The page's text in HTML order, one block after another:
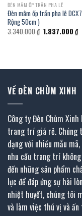
ĐÈN MÂM ỐP TRẦN PHA LÊ
Đèn mâm ốp trần pha lê
Rộng 50cm )
3.340.000₫ Giá
gốc
1.837.000 ₫Giá
VỀ ĐÈN CHÙM XINH
Công ty Đèn Chùm
trang trí giá rẻ. Chúng
dạng với nhiều mẫu
nhu cầu trang trí
đến những sản phẩm
lực để đáp ứng sự hài
nhiệt huyết, chúng tôi
và làm việc thú vị và